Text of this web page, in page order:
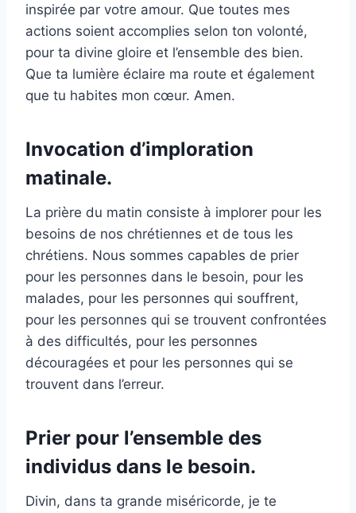
inspirée par votre amour. Que toutes mes
actions soient accomplies selon ton volonté,
pour ta divine gloire et l’ensemble des bien.
Que ta lumière éclaire ma route et également
que tu habites mon cœur. Amen.
Invocation d’imploration
matinale.
La prière du matin consiste à implorer pour les
besoins de nos chrétiennes et de tous les
chrétiens. Nous sommes capables de prier
pour les personnes dans le besoin, pour les
malades, pour les personnes qui souffrent,
pour les personnes qui se trouvent confrontées
à des difficultés, pour les personnes
découragées et pour les personnes qui se
trouvent dans l’erreur.
Prier pour l’ensemble des
individus dans le besoin.
Divin, dans ta grande miséricorde, je te